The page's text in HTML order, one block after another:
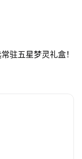
驻五星梦灵礼盒！